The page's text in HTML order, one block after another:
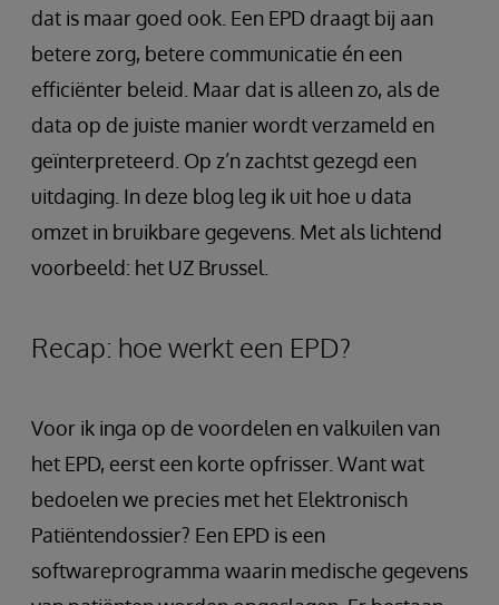
dat is maar goed ook. Een EPD draagt bij aan
betere zorg, betere communicatie én een
efficiënter beleid. Maar dat is alleen zo, als de
data op de juiste manier wordt verzameld en
geïnterpreteerd. Op z’n zachtst gezegd een
uitdaging. In deze blog leg ik uit hoe u data
omzet in bruikbare gegevens. Met als lichtend
voorbeeld: het UZ Brussel.
Recap: hoe werkt een EPD?
Voor ik inga op de voordelen en valkuilen van
het EPD, eerst een korte opfrisser. Want wat
bedoelen we precies met het Elektronisch
Patiëntendossier? Een EPD is een
softwareprogramma waarin medische gegevens